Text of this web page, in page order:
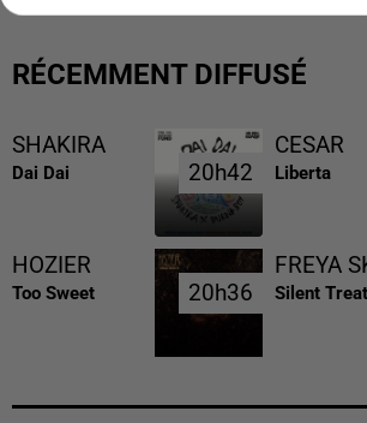
RÉCEMMENT DIFFUSÉ
SHAKIRA
Dai Dai 20h42
20h42
CESAR
Liberta
HOZIER
Too Sweet 20h36
20h36
FREYA
Silent